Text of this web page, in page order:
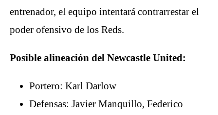
entrenador, el equipo intentará contrarrestar el
poder ofensivo de los Reds.
Posible alineación del Newcastle United:
Portero: Karl Darlow
Defensas: Javier Manquillo, Federico